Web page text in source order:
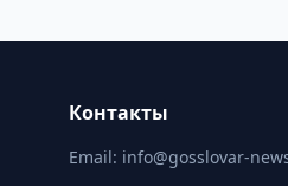
Контакты
Email: info@gosslovar-